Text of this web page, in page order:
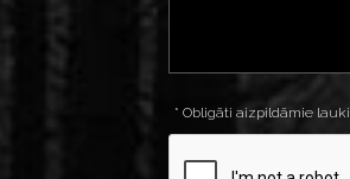
* Obligāti aizpildāmie lauki